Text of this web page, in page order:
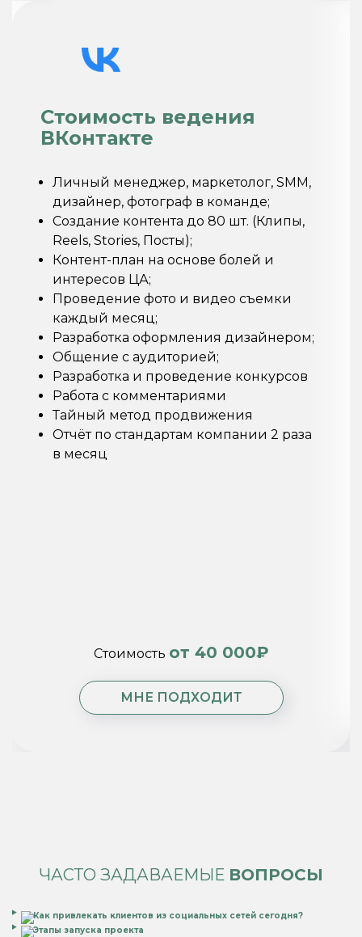
Стоимость ведения
ВКонтакте
Личный менеджер, маркетолог, SMM,
дизайнер, фотограф в команде;
Создание контента до 80 шт. (Клипы,
Reels, Stories, Посты);
Контент-план на основе болей и
интересов ЦА;
Проведение фото и видео съемки
каждый месяц;
Разработка оформления дизайнером;
Общение с аудиторией;
Разработка и проведение конкурсов
Работа с комментариями
Тайный метод продвижения
Отчёт по стандартам компании 2 раза
в месяц
Стоимость от 40 000₽
МНЕ ПОДХОДИТ
ЧАСТО ЗАДАВАЕМЫЕ ВОПРОСЫ
Как привлекать клиентов из социальных сетей сегодня?
Этапы запуска проекта